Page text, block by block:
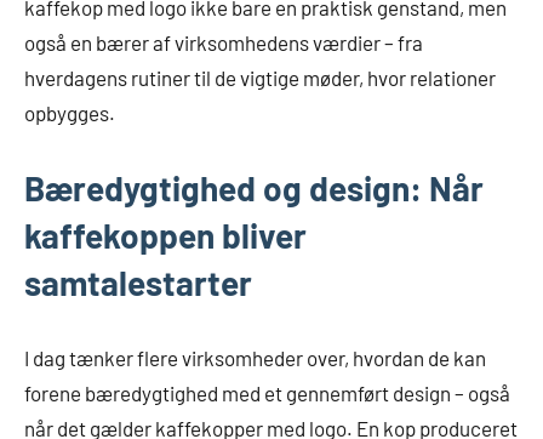
kaffekop med logo ikke bare en praktisk genstand, men
også en bærer af virksomhedens værdier – fra
hverdagens rutiner til de vigtige møder, hvor relationer
opbygges.
Bæredygtighed og design: Når
kaffekoppen bliver
samtalestarter
I dag tænker flere virksomheder over, hvordan de kan
forene bæredygtighed med et gennemført design – også
når det gælder kaffekopper med logo. En kop produceret